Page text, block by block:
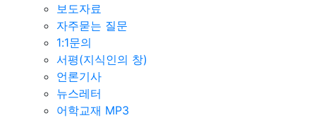
보도자료
자주묻는 질문
1:1문의
서평(지식인의 창)
언론기사
뉴스레터
어학교재 MP3